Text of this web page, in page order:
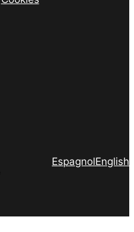
EspagnolEnglish